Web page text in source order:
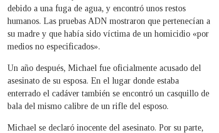
debido a una fuga de agua, y encontró unos restos
humanos. Las pruebas ADN mostraron que pertenecían a
su madre y que había sido víctima de un homicidio «por
medios no especificados».
Un año después, Michael fue oficialmente acusado del
asesinato de su esposa. En el lugar donde estaba
enterrado el cadáver también se encontró un casquillo de
bala del mismo calibre de un rifle del esposo.
Michael se declaró inocente del asesinato. Por su parte,